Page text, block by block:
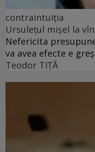
contraintuiția
Ursulețul mișel la
Nefericita
va avea efecte e
Teodor TIŢĂ